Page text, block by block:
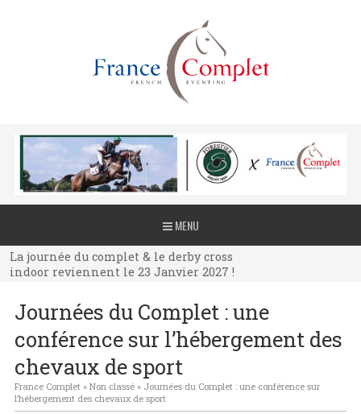
MENU
La journée du complet & le derby cross
indoor reviennent le 23 Janvier 2027 !
La journée du complet & le derby cross
indoor reviennent le 23 Janvier 2027 !
indoor reviennent le 23 Janvier 2027 !
Journées du Complet : une
conférence sur l’hébergement des
chevaux de sport
France Complet» Non classé» Journées du Complet : une conférence sur
l’hébergement des chevaux de sport